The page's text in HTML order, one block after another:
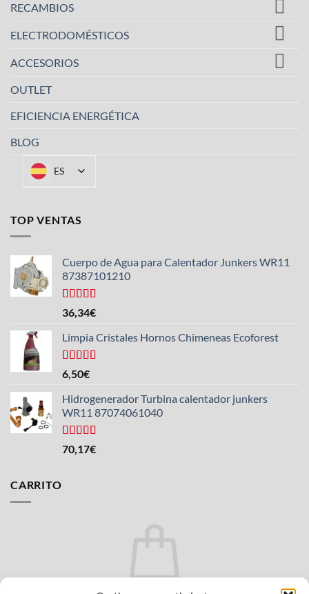
RECAMBIOS
ELECTRODOMÉSTICOS
ACCESORIOS
OUTLET
EFICIENCIA ENERGÉTICA
BLOG
ES
TOP VENTAS
Cuerpo de Agua para Calentador Junkers WR11
87387101210
Valorado
con
de 5
36,34€
Limpia Cristales Hornos Chimeneas Ecoforest
Valorado
con
de 5
6,50€
Hidrogenerador Turbina calentador junkers
WR11 87074061040
Valorado
con
70,17€
CARRITO